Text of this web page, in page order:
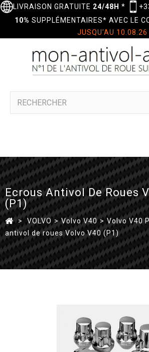
LIVRAISON GRATUITE 24/48H *
10% SUPPLÉMENTAIRES* AVEC LE
JUSQU'AU 10.08.26
Ecrous Antivol De Roues
(P1)
> VOLVO > Volvo V40 > Volvo V40
antivol de roues Volvo V40 (P1)